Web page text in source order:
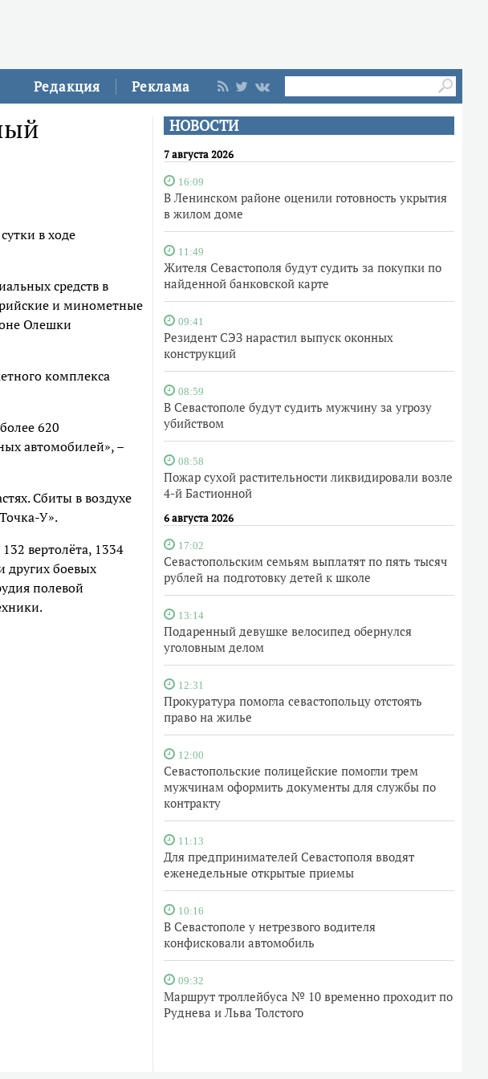
Редакция Реклама
НОВОСТИ
7 августа 2026
16:09
В Ленинском районе оценили готовность укрытия
в жилом доме
11:49
Жителя Севастополя будут судить за покупки по
найденной банковской карте
09:41
Резидент СЭЗ нарастил выпуск оконных
конструкций
08:59
В Севастополе будут судить мужчину за угрозу
убийством
08:58
Пожар сухой растительности ликвидировали возле
4-й Бастионной
6 августа 2026
17:02
Севастопольским семьям выплатят по пять тысяч
рублей на подготовку детей к школе
13:14
Подаренный девушке велосипед обернулся
уголовным делом
12:31
Прокуратура помогла севастопольцу отстоять
право на жилье
12:00
Севастопольские полицейские помогли трем
мужчинам оформить документы для службы по
контракту
11:13
Для предпринимателей Севастополя вводят
еженедельные открытые приемы
10:16
В Севастополе у нетрезвого водителя
конфисковали автомобиль
09:32
Маршрут троллейбуса № 10 временно проходит по
Руднева и Льва Толстого
в ходе
средств в
и минометные
Олешки
комплекса
620
автомобилей», –
Сбиты в воздухе
У».
вертолёта, 1334
других боевых
полевой